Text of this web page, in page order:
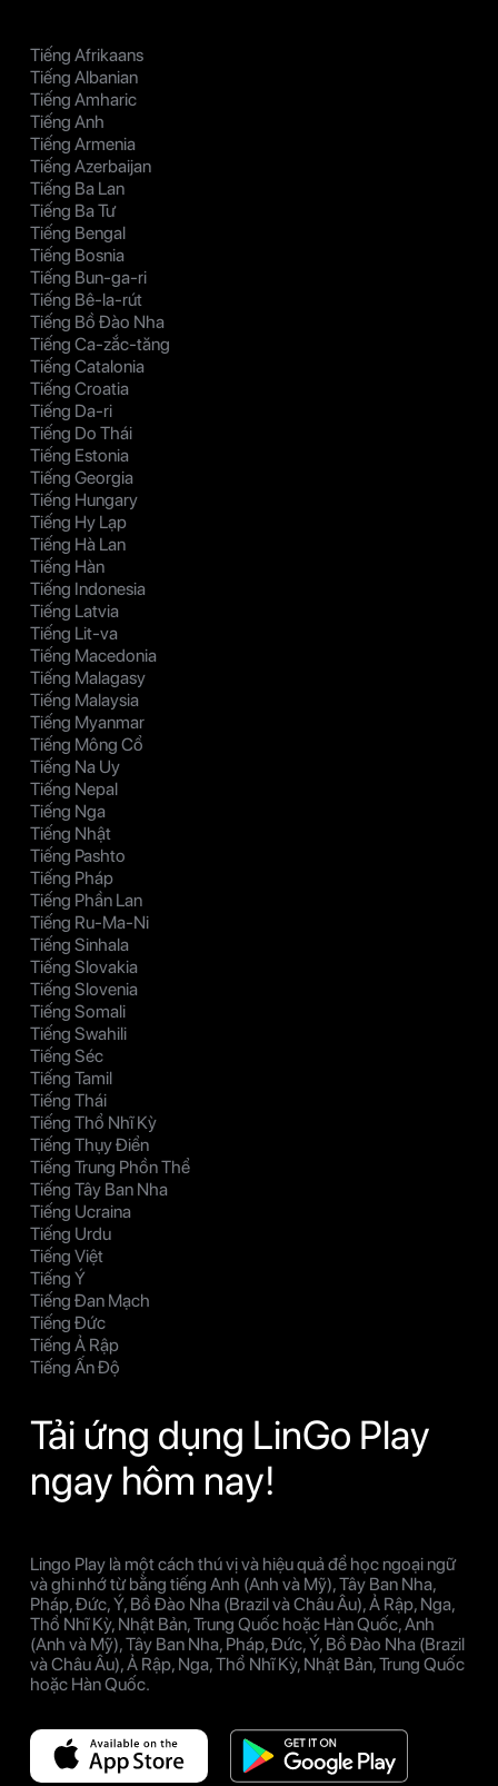
Tiếng Afrikaans
Tiếng Albanian
Tiếng Amharic
Tiếng Anh
Tiếng Armenia
Tiếng Azerbaijan
Tiếng Ba Lan
Tiếng Ba Tư
Tiếng Bengal
Tiếng Bosnia
Tiếng Bun-ga-ri
Tiếng Bê-la-rút
Tiếng Bồ Đào Nha
Tiếng Ca-zắc-tăng
Tiếng Catalonia
Tiếng Croatia
Tiếng Da-ri
Tiếng Do Thái
Tiếng Estonia
Tiếng Georgia
Tiếng Hungary
Tiếng Hy Lạp
Tiếng Hà Lan
Tiếng Hàn
Tiếng Indonesia
Tiếng Latvia
Tiếng Lit-va
Tiếng Macedonia
Tiếng Malagasy
Tiếng Malaysia
Tiếng Myanmar
Tiếng Mông Cổ
Tiếng Na Uy
Tiếng Nepal
Tiếng Nga
Tiếng Nhật
Tiếng Pashto
Tiếng Pháp
Tiếng Phần Lan
Tiếng Ru-Ma-Ni
Tiếng Sinhala
Tiếng Slovakia
Tiếng Slovenia
Tiếng Somali
Tiếng Swahili
Tiếng Séc
Tiếng Tamil
Tiếng Thái
Tiếng Thổ Nhĩ Kỳ
Tiếng Thụy Điển
Tiếng Trung Phồn Thể
Tiếng Tây Ban Nha
Tiếng Ucraina
Tiếng Urdu
Tiếng Việt
Tiếng Ý
Tiếng Đan Mạch
Tiếng Đức
Tiếng Ả Rập
Tiếng Ấn Độ
Tải ứng dụng LinGo Play
ngay hôm nay!
Lingo Play là một cách thú vị và hiệu quả để học ngoại ngữ
và ghi nhớ từ bằng tiếng Anh (Anh và Mỹ), Tây Ban Nha,
Pháp, Đức, Ý, Bồ Đào Nha (Brazil và Châu Âu), Ả Rập, Nga,
Thổ Nhĩ Kỳ, Nhật Bản, Trung Quốc hoặc Hàn Quốc, Anh
(Anh và Mỹ), Tây Ban Nha, Pháp, Đức, Ý, Bồ Đào Nha (Brazil
và Châu Âu), Ả Rập, Nga, Thổ Nhĩ Kỳ, Nhật Bản, Trung Quốc
hoặc Hàn Quốc.